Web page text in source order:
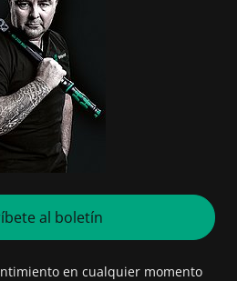
al boletín
en cualquier momento